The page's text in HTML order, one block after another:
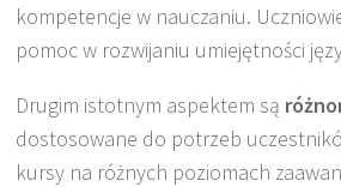
kompetencje w nauczaniu.
pomoc w rozwijaniu umiejętności
Drugim istotnym aspektem są
dostosowane do potrzeb
kursy na różnych poziomach